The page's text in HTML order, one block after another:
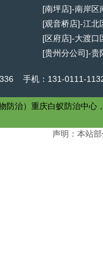
[南坪店]-南岸区
[观音桥店]-江北
[区府店]-大渡口
[贵州分公司]-贵
手机：131-0111-
防治）重庆白蚁防治中
声明：本站